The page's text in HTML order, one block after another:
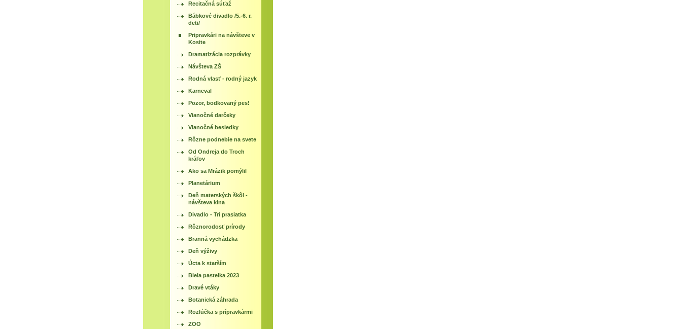
Recitačná súťaž
Bábkové divadlo /5.-6. r.
deti/
Pripravkári na návšteve v
Kosite
Dramatizácia rozprávky
Návšteva ZŠ
Rodná vlasť - rodný jazyk
Karneval
Pozor, bodkovaný pes!
Vianočné darčeky
Vianočné besiedky
Rôzne podnebie na svete
Od Ondreja do Troch
kráľov
Ako sa Mrázik pomýlil
Planetárium
Deň materských škôl -
návšteva kina
Divadlo - Tri prasiatka
Rôznorodosť prírody
Branná vychádzka
Deň výživy
Úcta k starším
Biela pastelka 2023
Dravé vtáky
Botanická záhrada
Rozlúčka s prípravkármi
ZOO